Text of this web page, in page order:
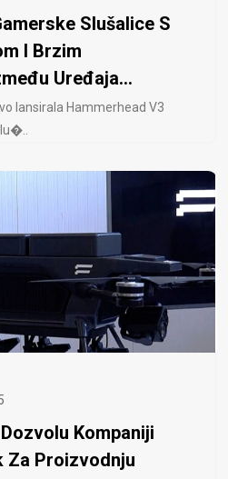
Slušalice S
I Brzim
Uređaja...
lansirala Hammerhead V3
Kompaniji
Za Proizvodnju